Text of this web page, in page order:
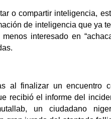
o compartir inteligencia,
de inteligencia que ya
interesado en
al finalizar un encuentro
recibió el informe del
un ciudadano